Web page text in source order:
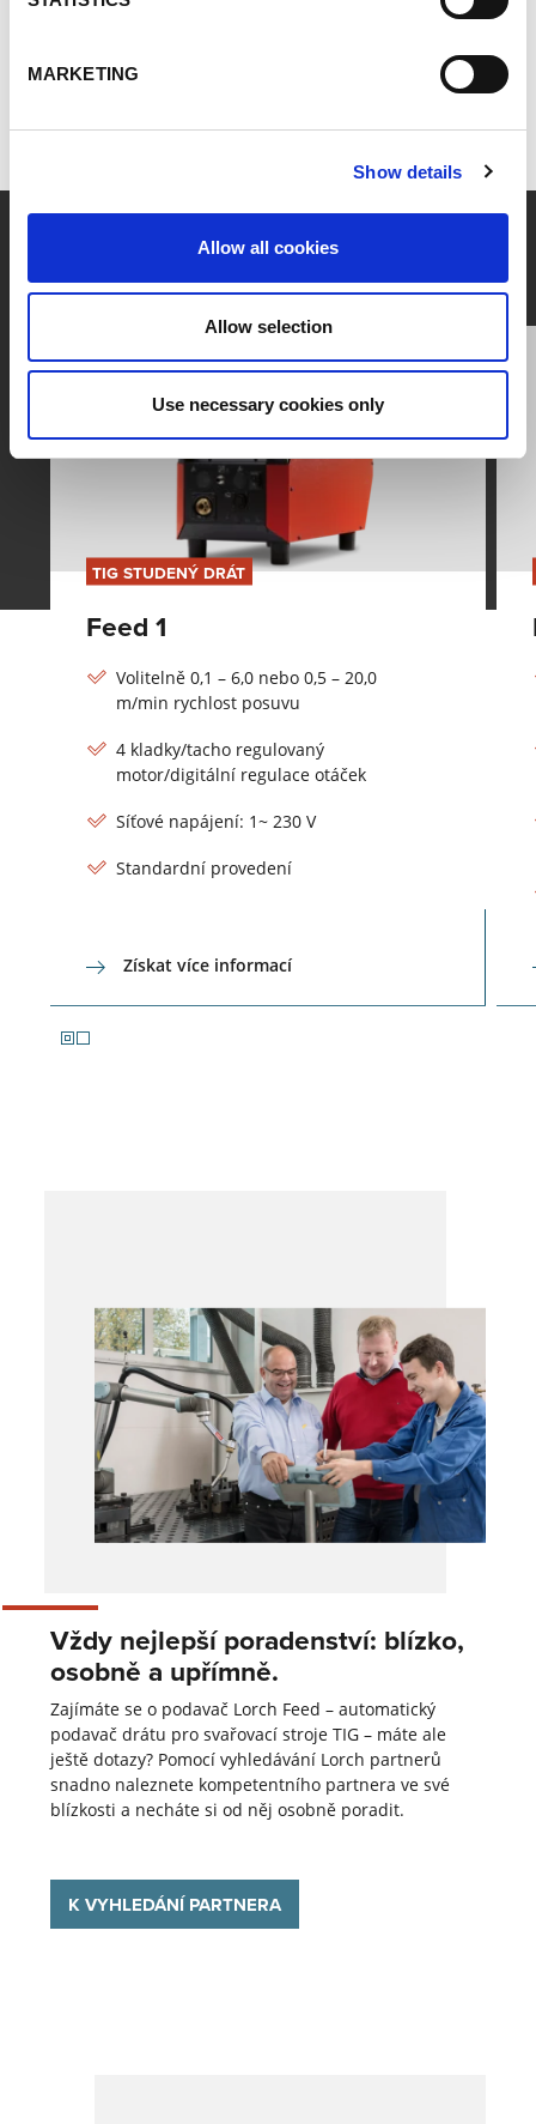
MARKETING
Show details
Allow all cookies
Allow selection
Use necessary cookies only
TIG STUDENÝ DRÁT
Feed 1
Volitelně 0,1 – 6,0 nebo 0,5 – 20,0
m/min rychlost posuvu
4 kladky/tacho regulovaný
motor/digitální regulace otáček
Síťové napájení: 1~ 230 V
Standardní provedení
Získat více informací
Vždy nejlepší poradenství: blízko,
osobně a upřímně.
Zajímáte se o podavač Lorch Feed – automatický
podavač drátu pro svařovací stroje TIG – máte ale
ještě dotazy? Pomocí vyhledávání Lorch partnerů
snadno naleznete kompetentního partnera ve své
blízkosti a necháte si od něj osobně poradit.
K VYHLEDÁNÍ PARTNERA